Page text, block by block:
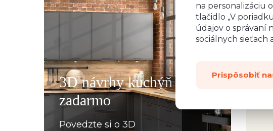
3D návrhy kuchýň
zadarmo
Povedzte si o 3D
deseti. Kuchyň je krásná a kvalitní. Ochotný personál,
mi pomohla se vším a komunikovala ihned, bez prodlení.
které jsme postupně upravovaly, stejně tak mi poslala i
pracovních desek a korpusů skříní. Montéři u nás strávili
s každou překážkou, která na ně ať už ze strany
křivých zdí apod., vykoukla. Nakonec při předání
na personalizáciu
tlačidlo „V
údajov o správaní
sociálnych sieťach
Prispôsobiť